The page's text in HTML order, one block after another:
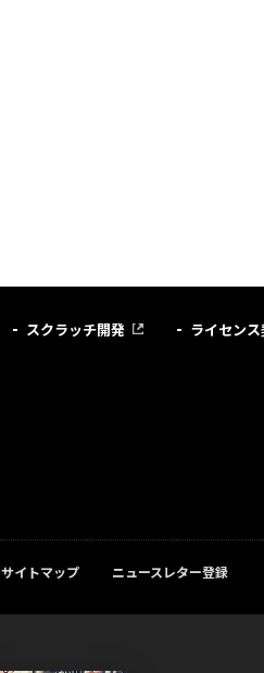
スクラッチ開発 ライセン
サイトマップ ニュースレター登録